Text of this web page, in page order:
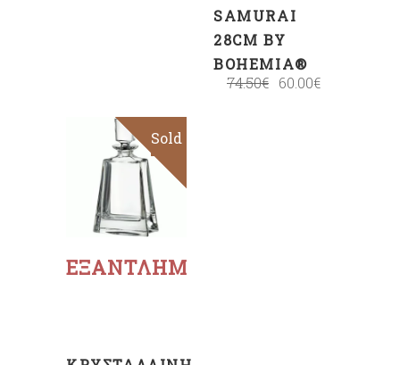
SAMURAI
28CM BY
BOHEMIA®
74.50€ 60.00€
Sale
ΕΞΑΝΤΛΗΜΈΝΟ
Sold
Διαβάστε
περισσότερα